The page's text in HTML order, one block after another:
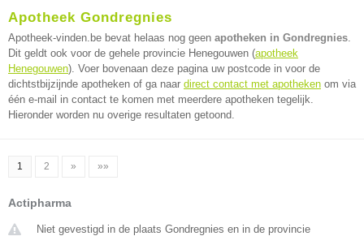
Apotheek Gondregnies
Apotheek-vinden.be bevat helaas nog geen apotheken in Gondregnies.
Dit geldt ook voor de gehele provincie Henegouwen (apotheek
Henegouwen). Voer bovenaan deze pagina uw postcode in voor de
dichtstbijzijnde apotheken of ga naar direct contact met apotheken om via
één e-mail in contact te komen met meerdere apotheken tegelijk.
Hieronder worden nu overige resultaten getoond.
1 2 » »»
Actipharma
Niet gevestigd in de plaats Gondregnies en in de provincie